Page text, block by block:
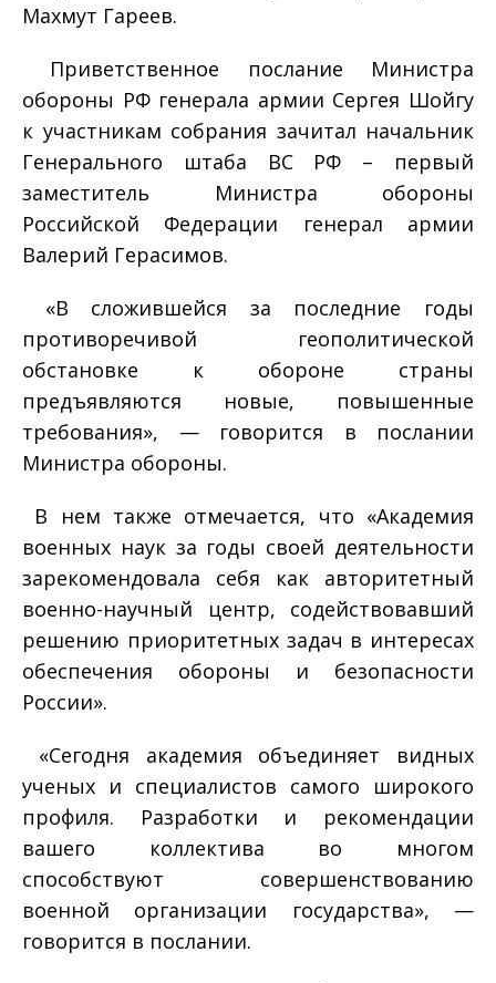
Махмут Гареев.
Приветственное послание Министра
обороны РФ генерала армии Сергея Шойгу
к участникам собрания зачитал начальник
Генерального штаба ВС РФ – первый
заместитель Министра обороны
Российской Федерации генерал армии
Валерий Герасимов.
«В сложившейся за последние годы
противоречивой геополитической
обстановке к обороне страны
предъявляются новые, повышенные
требования», — говорится в послании
Министра обороны.
В нем также отмечается, что «Академия
военных наук за годы своей деятельности
зарекомендовала себя как авторитетный
военно-научный центр, содействовавший
решению приоритетных задач в интересах
обеспечения обороны и безопасности
России».
«Сегодня академия объединяет видных
ученых и специалистов самого широкого
профиля. Разработки и рекомендации
вашего коллектива во многом
способствуют совершенствованию
военной организации государства», —
говорится в послании.